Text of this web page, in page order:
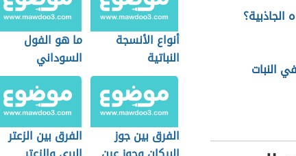
المختلفة
النبات
من أين يستخرج
الفصفص
ما هي حبوب
الخميرة
أنواع الأنسجة
النباتية
ما هو الفول
السوداني